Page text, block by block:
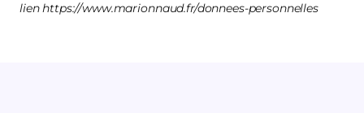
lien https://www.marionnaud.fr/donnees-personnelles